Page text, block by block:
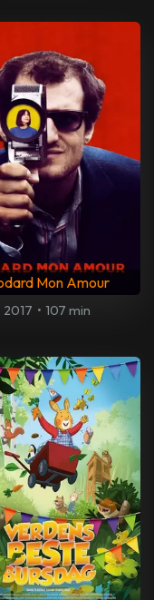
Mon Amour
2017 • 107 min